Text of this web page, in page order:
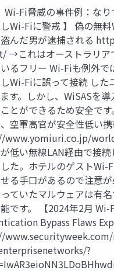
Wi-Fi脅威の事件例：な
Wi-Fiに警戒 】 偽の無
んだ男が逮捕される
→これはオーストラリア
るフリー Wi-Fiも例外
Wi-Fiに誤って接続 し
す。しかし、WiSASを
とができるため安全で
空軍高官が安全性低い
www.yomiuri.co.jp/
低い無線LAN経由で接
た。ホテルのゲスト
る手口があるので注意
ていたマルウェアは有
です。 【2024年2月
Bypass Flaws
?